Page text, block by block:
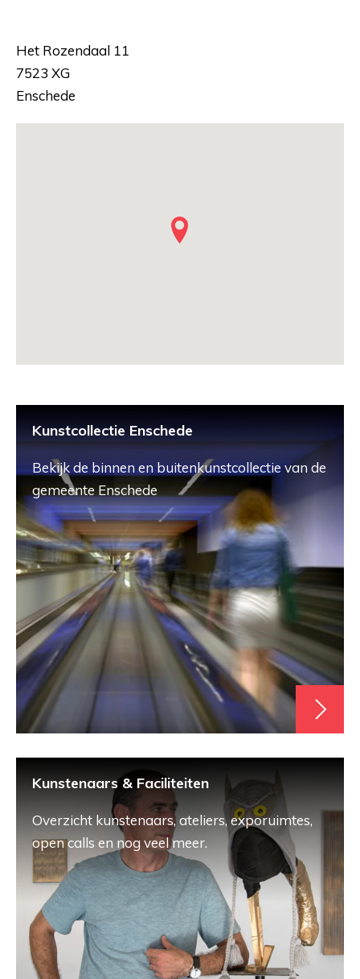
Het Rozendaal 11
7523 XG
Enschede
Kunstcollectie Enschede
Bekijk de binnen en buitenkunstcollectie van de
gemeente Enschede
Kunstenaars & Faciliteiten
Overzicht kunstenaars, ateliers, exporuimtes,
open calls en nog veel meer.